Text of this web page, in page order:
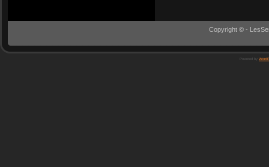
Copyright © -
Powered by